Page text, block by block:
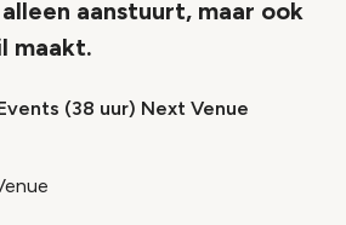
aanstuurt, maar ook
maakt.
(38 uur) Next Venue